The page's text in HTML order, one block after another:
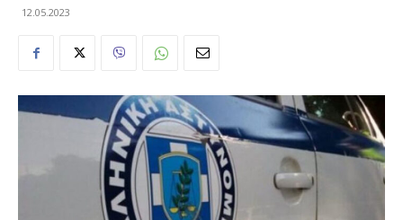
12.05.2023